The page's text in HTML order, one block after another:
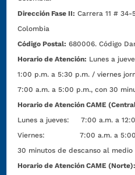
Dirección Fase II: Carrera 11 # 34-
Colombia
Código Postal: 680006. Código
Horario de Atención: Lunes a
1:00 p.m. a 5:30 p.m. / viernes
7:00 a.m. a 5:00 p.m., con 30
Horario de Atención CAME
Lunes a jueves: 7:00 a.m. a
Viernes: 7:00 a.m. a 5:00
30 minutos de descanso al medio
Horario de Atención CAME (Norte):